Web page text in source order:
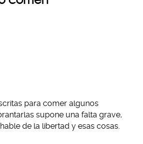
para comer algunos
supone una falta grave,
de la libertad y esas cosas.